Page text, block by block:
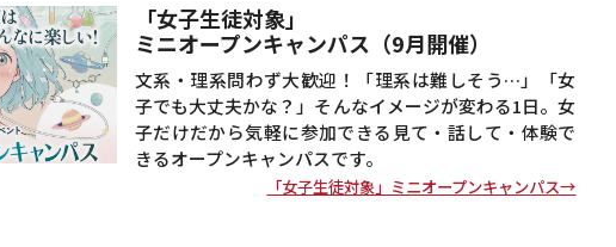
「女子生徒対象」
ミニオープンキャンパス（9月開催）
文系・理系問わず大歓迎！「理系は難しそう…」「女
子でも大丈夫かな？」そんなイメージが変わる1日。女
子だけだから気軽に参加できる見て・話して・体験で
きるオープンキャンパスです。
「女子生徒対象」ミニオープンキャンパス→